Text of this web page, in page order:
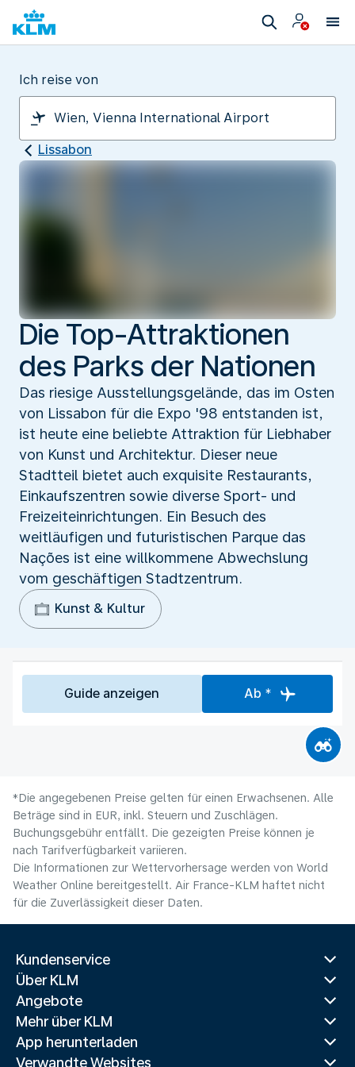
Ich reise von
Lissabon
Die Top-Attraktionen
des Parks der Nationen
Das riesige Ausstellungsgelände, das im Osten
von Lissabon für die Expo '98 entstanden ist,
ist heute eine beliebte Attraktion für Liebhaber
von Kunst und Architektur. Dieser neue
Stadtteil bietet auch exquisite Restaurants,
Einkaufszentren sowie diverse Sport- und
Freizeiteinrichtungen. Ein Besuch des
weitläufigen und futuristischen Parque das
Nações ist eine willkommene Abwechslung
vom geschäftigen Stadtzentrum.
Kunst & Kultur
Guide anzeigen Ab *
*Die angegebenen Preise gelten für einen Erwachsenen. Alle
Beträge sind in EUR, inkl. Steuern und Zuschlägen.
Buchungsgebühr entfällt. Die gezeigten Preise können je
nach Tarifverfügbarkeit variieren.
Die Informationen zur Wettervorhersage werden von World
Weather Online bereitgestellt. Air France-KLM haftet nicht
für die Zuverlässigkeit dieser Daten.
Kundenservice
Über KLM
Angebote
Mehr über KLM
App herunterladen
Verwandte Websites